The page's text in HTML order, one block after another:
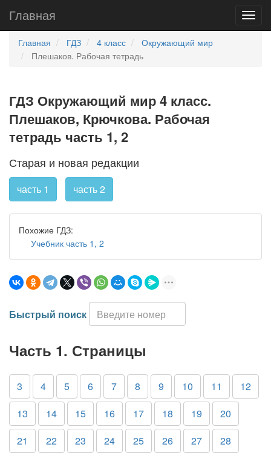
Главная
Главная ГДЗ 4 класс
Окружающий мир
Плешаков. Рабочая тетрадь
ГДЗ Окружающий мир 4 класс.
Плешаков, Крючкова. Рабочая
тетрадь часть 1, 2
Старая и новая редакции
часть 1 часть 2
Похожие ГДЗ:
Учебник часть 1, 2
Быстрый поиск
Часть 1. Страницы
3 4 5 6 7 8 9 10 11
12
13
14 15 16 17 18 19
20
21
22 23 24 25 26 27
28